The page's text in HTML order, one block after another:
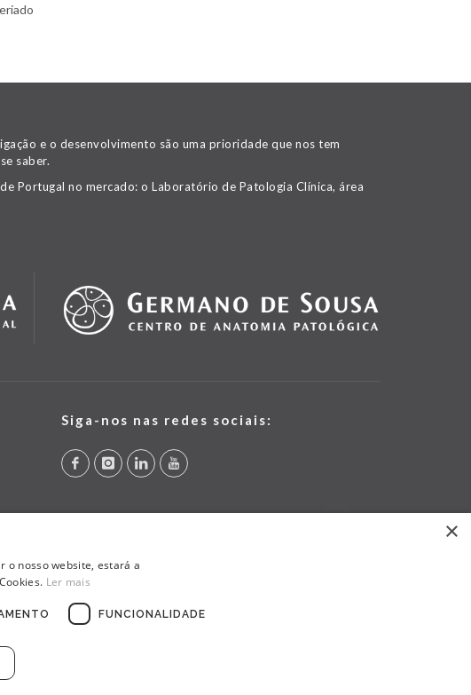
e o desenvolvimento são uma prioridade que nos tem
saber.
Portugal no mercado: o Laboratório de Patologia Clínica, área
Siga-nos nas redes sociais:
×
o nosso website, estará a
Ler mais
FUNCIONALIDADE